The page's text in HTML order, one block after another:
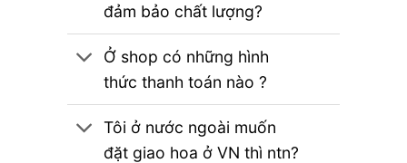
đảm bảo chất lượng?
Ở shop có những hình
thức thanh toán nào ?
Tôi ở nước ngoài muốn
đặt giao hoa ở VN thì ntn?